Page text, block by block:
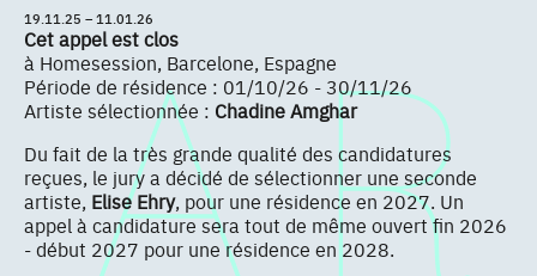
19.11.25 – 11.01.26
Cet appel est clos
à Homesession, Barcelone, Espagne
Période de résidence : 01/10/26 - 30/11/26
Artiste sélectionnée : Chadine Amghar
Du fait de la très grande qualité des candidatures
reçues, le jury a décidé de sélectionner une seconde
artiste, Elise Ehry, pour une résidence en 2027. Un
appel à candidature sera tout de même ouvert fin 2026
- début 2027 pour une résidence en 2028.